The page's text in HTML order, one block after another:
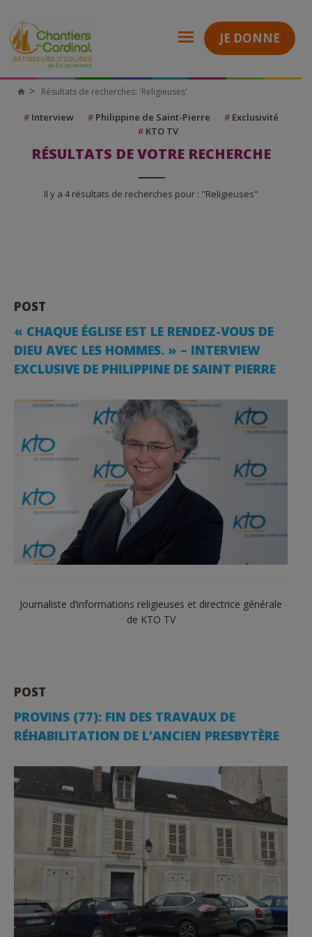
JE DONNE
Chantiers
Cardinal
Résultats de recherches: 'Religieuses'
#Interview #Philippine de Saint-Pierre #Exclusivité
#KTO TV
RÉSULTATS DE VOTRE RECHERCHE
Il y a 4 résultats de recherches pour : "Religieuses"
POST
« CHAQUE ÉGLISE EST LE RENDEZ-VOUS DE
DIEU AVEC LES HOMMES. » – INTERVIEW
EXCLUSIVE DE PHILIPPINE DE SAINT PIERRE
Journaliste d’informations religieuses et directrice générale
de KTO TV
POST
PROVINS (77): FIN DES TRAVAUX DE
RÉHABILITATION DE L’ANCIEN PRESBYTÈRE